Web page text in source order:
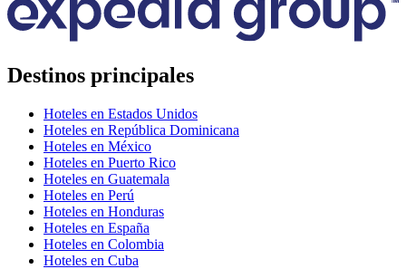
Destinos principales
Hoteles en Estados Unidos
Hoteles en República Dominicana
Hoteles en México
Hoteles en Puerto Rico
Hoteles en Guatemala
Hoteles en Perú
Hoteles en Honduras
Hoteles en España
Hoteles en Colombia
Hoteles en Cuba